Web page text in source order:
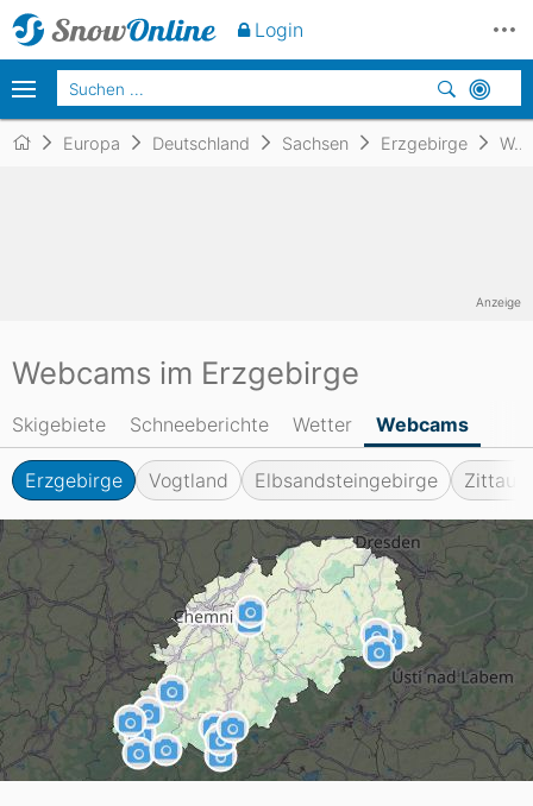
Europa Deutschland Sachsen Erzgebirge Webcams
Webcams im Erzgebirge
Skigebiete Schneeberichte Wetter Webcams
Erzgebirge Vogtland Elbsandsteingebirge
Anzeige
Login